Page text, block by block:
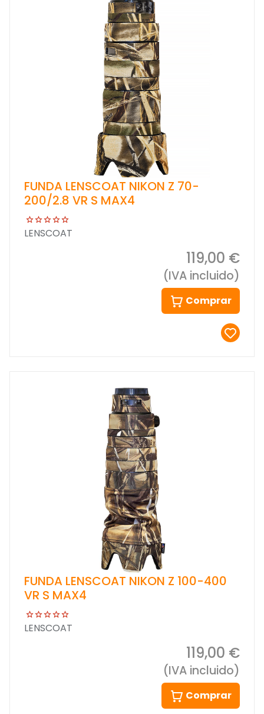
FUNDA LENSCOAT NIKON Z 70-
200/2.8 VR S MAX4
LENSCOAT
119,00 €
(IVA incluido)
Comprar
FUNDA LENSCOAT NIKON Z 100-400
VR S MAX4
LENSCOAT
119,00 €
(IVA incluido)
Comprar